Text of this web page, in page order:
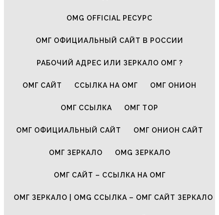
OMG OFFICIAL РЕСУРС
ОМГ ОФИЦИАЛЬНЫЙ САЙТ В РОССИИ
РАБОЧИЙ АДРЕС ИЛИ ЗЕРКАЛО ОМГ ?
ОМГ САЙТ ССЫЛКА НА ОМГ ОМГ ОНИОН
ОМГ ССЫЛКА ОМГ ТОР
ОМГ ОФИЦИАЛЬНЫЙ САЙТ ОМГ ОНИОН САЙТ
ОМГ ЗЕРКАЛО OMG ЗЕРКАЛО
ОМГ САЙТ – ССЫЛКА НА ОМГ
ОМГ ЗЕРКАЛО | OMG ССЫЛКА – ОМГ САЙТ ЗЕРКАЛО